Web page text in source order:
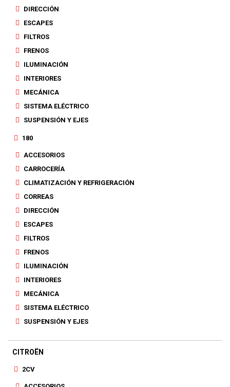
DIRECCIÓN
ESCAPES
FILTROS
FRENOS
ILUMINACIÓN
INTERIORES
MECÁNICA
SISTEMA ELÉCTRICO
SUSPENSIÓN Y EJES
180
ACCESORIOS
CARROCERÍA
CLIMATIZACIÓN Y REFRIGERACIÓN
CORREAS
DIRECCIÓN
ESCAPES
FILTROS
FRENOS
ILUMINACIÓN
INTERIORES
MECÁNICA
SISTEMA ELÉCTRICO
SUSPENSIÓN Y EJES
CITROËN
2CV